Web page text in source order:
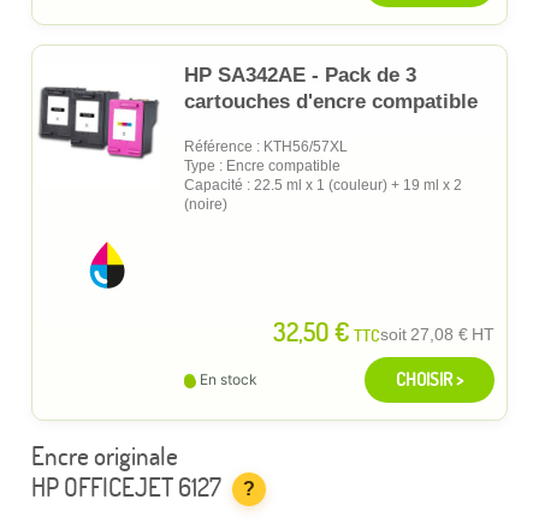
HP SA342AE - Pack de 3
cartouches d'encre compatible
Référence : KTH56/57XL
Type : Encre compatible
Capacité : 22.5 ml x 1 (couleur) + 19 ml x 2
(noire)
32,50 € TTCsoit27,08 € HT
En stock CHOISIR >
Encre originale
HP OFFICEJET 6127
?